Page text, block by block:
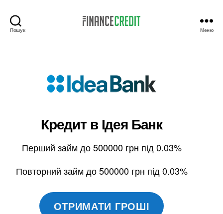
Пошук Меню
Кредит вІдея Банк
Перший займ до 500000 грн під 0.03%
Повторний займ до 500000 грн під 0.03%
ОТРИМАТИ ГРОШІ